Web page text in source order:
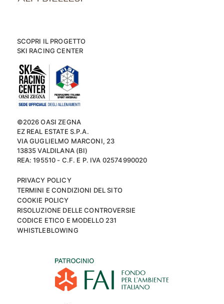
SCOPRI IL PROGETTO
SKI RACING CENTER
©2026 OASI ZEGNA
EZ REAL ESTATE S.P.A.
VIA GUGLIELMO MARCONI, 23
13835 VALDILANA (BI)
REA: 195510 - C.F. E P. IVA 02574990020
PRIVACY POLICY
TERMINI E CONDIZIONI DEL SITO
COOKIE POLICY
RISOLUZIONE DELLE CONTROVERSIE
CODICE ETICO E MODELLO 231
WHISTLEBLOWING